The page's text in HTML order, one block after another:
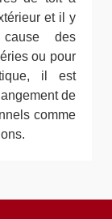
et il y
des
ou pour
il est
de
comme